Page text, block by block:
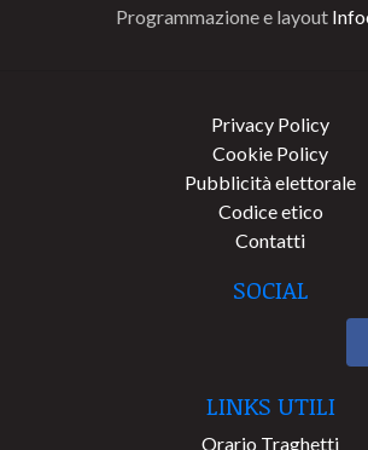
Programmazione e layout
Privacy Policy
Cookie Policy
Pubblicità elettorale
Codice etico
Contatti
SOCIAL
LINKS UTILI
Orario Traghetti